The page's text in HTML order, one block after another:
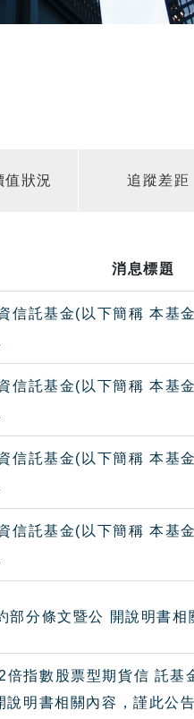
值狀況 追蹤差距
消息標題
信託基金(以下簡稱 本基
信託基金(以下簡稱 本基
信託基金(以下簡稱 本基
信託基金(以下簡稱 本基
分條文暨公 開說明書相
指數股票型期貨信 託
明書相關內容，謹此公告